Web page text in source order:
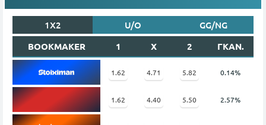
1X2 U/O
GG/NG
BOOKMAKER
1 X 2 ΓΚΑΝ.
1.62 4.71 5.82 0.14%
1.62 4.40 5.50 2.57%